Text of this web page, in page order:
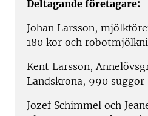
Deltagande företagare:
Johan Larsson,
180 kor och
Kent Larsson,
Landskrona, 990 suggor
Jozef Schimmel och